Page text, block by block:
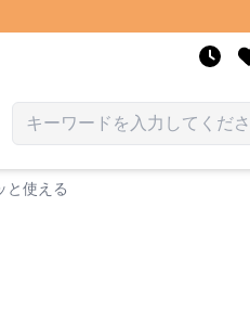
と使える